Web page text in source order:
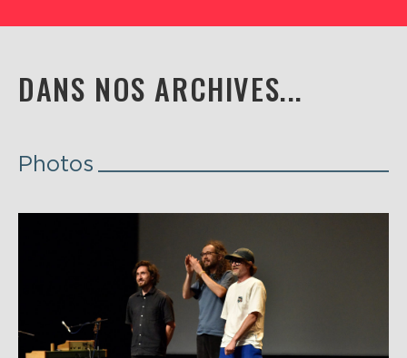
DANS NOS ARCHIVES...
Photos